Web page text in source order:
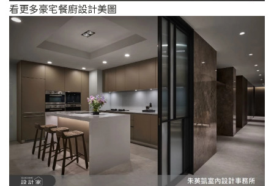
看更多豪宅餐廚設計美圖